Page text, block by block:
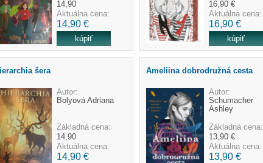
14,90
Aktuálna cena:
14,90 €
16,90 €
Aktuálna cena:
16,90 €
šera
Autor:
Bolyová Adriana
Základná cena:
14,90
Aktuálna cena:
14,90 €
Ameliina dobrodružná cesta
Autor:
Schumacher
Ashley
Základná cena:
13,90 €
Aktuálna cena:
13,90 €